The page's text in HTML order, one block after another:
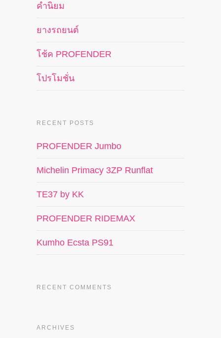
คำนิยม
ยางรถยนต์
โช้ค PROFENDER
โปรโมชั่น
RECENT POSTS
PROFENDER Jumbo
Michelin Primacy 3ZP Runflat
TE37 by KK
PROFENDER RIDEMAX
Kumho Ecsta PS91
RECENT COMMENTS
ARCHIVES